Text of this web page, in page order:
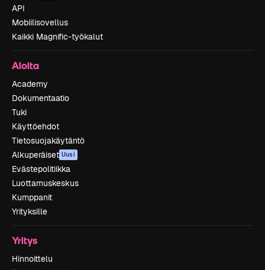
API
Mobiilisovellus
Kaikki Magnific-työkalut
Aloita
Academy
Dokumentaatio
Tuki
Käyttöehdot
Tietosuojakäytäntö
Alkuperäiset Uusi
Evästepolitiikka
Luottamuskeskus
Kumppanit
Yrityksille
Yritys
Hinnoittelu